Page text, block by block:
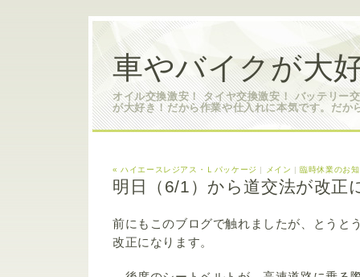
車やバイクが大
オイル交換激安！ タイヤ交換激安！ バッテリー
が大好き！だから作業や仕入れに本気です。だか
« ハイエースレジアス・Ｌパッケージ | メイン |臨時休業のお
明日（6/1）から道交法が改正
前にもこのブログで触れましたが、とうと
改正になります。